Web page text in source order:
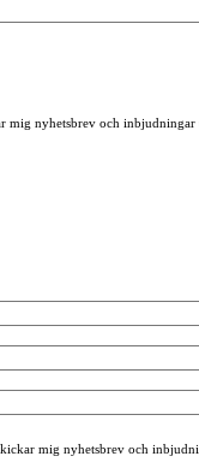
mig nyhetsbrev och
mig nyhetsbrev och